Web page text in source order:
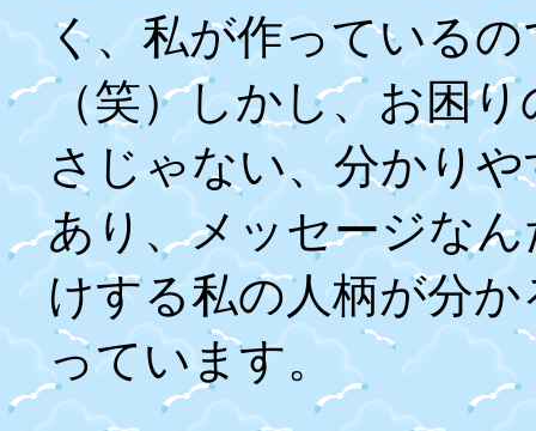
く、私が作っている
（笑）しかし、お困
さじゃない、分かり
あり、メッセージな
けする私の人柄が分
っています。